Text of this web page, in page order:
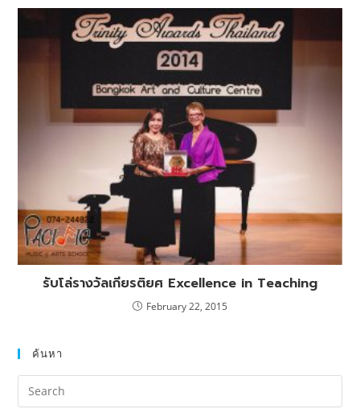
รับโล่รางวัลเกียรติยศ Excellence in Teaching
February 22, 2015
ค้นหา